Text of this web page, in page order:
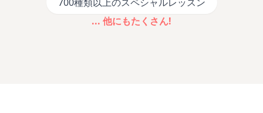
700種類以上のスペシャルレッスン
... 他にもたくさん!